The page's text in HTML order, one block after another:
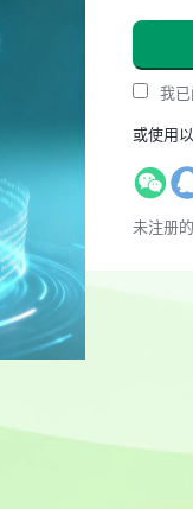
我
或使用
未注册